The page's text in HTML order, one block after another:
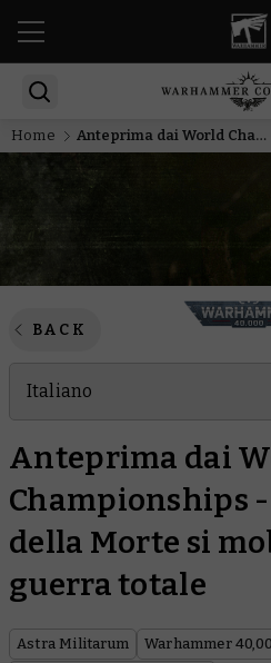
Home Anteprima dai World Championships - gli Squadroni della Morte si mobilitano per la guerra totale
BACK
Italiano
Anteprima dai
Championships
della Morte si
guerra totale
Astra Militarum Warhammer